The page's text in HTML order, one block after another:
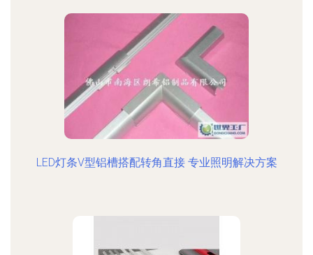
LED灯条V型铝槽搭配转角直接 专业照明解决方案